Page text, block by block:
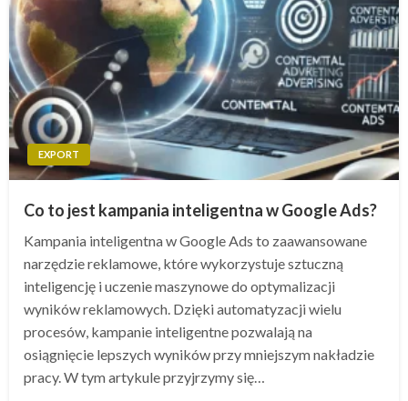
EXPORT
Co to jest kampania inteligentna w Google Ads?
Kampania inteligentna w Google Ads to zaawansowane
narzędzie reklamowe, które wykorzystuje sztuczną
inteligencję i uczenie maszynowe do optymalizacji
wyników reklamowych. Dzięki automatyzacji wielu
procesów, kampanie inteligentne pozwalają na
osiągnięcie lepszych wyników przy mniejszym nakładzie
pracy. W tym artykule przyjrzymy się…